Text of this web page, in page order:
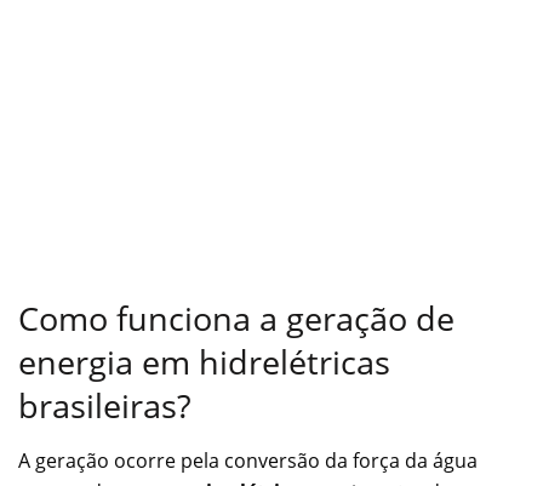
Como funciona a geração de
energia em hidrelétricas
brasileiras?
A geração ocorre pela conversão da força da água